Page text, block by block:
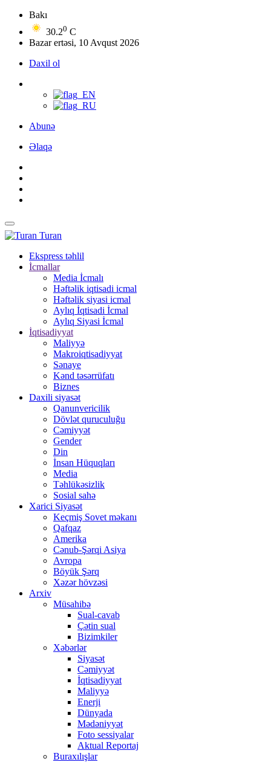
Bakı
30.20 C
Bazar ertəsi, 10 Avqust 2026
Daxil ol
Abunə
Əlaqə
Turan
Ekspress təhlil
İcmallar
Media İcmalı
Həftəlik iqtisadi icmal
Həftəlik siyasi icmal
Aylıq İqtisadi İcmal
Aylıq Siyasi İcmal
İqtisadiyyat
Maliyyə
Makroiqtisadiyyat
Sənaye
Kənd təsərrüfatı
Biznes
Daxili siyasət
Qanunvericilik
Dövlət quruculuğu
Cəmiyyət
Gender
Din
İnsan Hüquqları
Media
Təhlükəsizlik
Sosial sahə
Xarici Siyasət
Keçmiş Sovet məkanı
Qafqaz
Amerika
Cənub-Şərqi Asiya
Avropa
Böyük Şərq
Xəzər hövzəsi
Arxiv
Müsahibə
Sual-cavab
Çətin sual
Bizimkiler
Xəbərlər
Siyasət
Cəmiyyət
İqtisadiyyat
Maliyyə
Enerji
Dünyada
Mədəniyyət
Foto sessiyalar
Aktual Reportaj
Buraxılışlar